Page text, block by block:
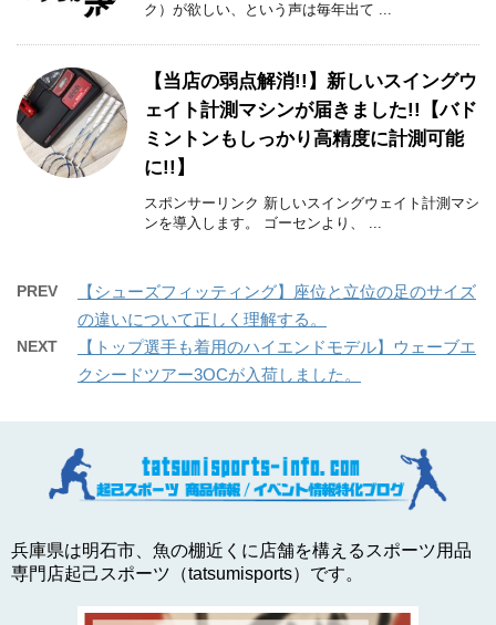
ク）が欲しい、という声は毎年出て ...
【当店の弱点解消!!】新しいスイングウ
ェイト計測マシンが届きました!!【バド
ミントンもしっかり高精度に計測可能
に!!】
スポンサーリンク 新しいスイングウェイト計測マシ
ンを導入します。 ゴーセンより、 ...
PREV
【シューズフィッティング】座位と立位の足のサイズ
の違いについて正しく理解する。
NEXT
【トップ選手も着用のハイエンドモデル】ウェーブエ
クシードツアー3OCが入荷しました。
兵庫県は明石市、魚の棚近くに店舗を構えるスポーツ用品
専門店起己スポーツ（tatsumisports）です。